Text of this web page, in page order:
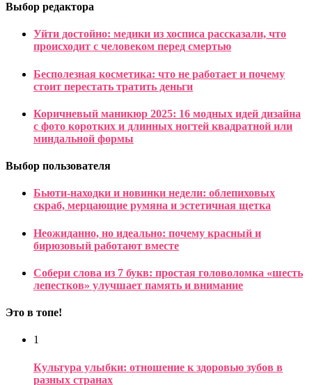
Выбор редактора
Уйти достойно: медики из хосписа рассказали, что
происходит с человеком перед смертью
Бесполезная косметика: что не работает и почему
стоит перестать тратить деньги
Коричневый маникюр 2025: 16 модных идей дизайна
с фото коротких и длинных ногтей квадратной или
миндальной формы
Выбор пользователя
Бьюти-находки и новинки недели: облепиховых
скраб, мерцающие румяна и эстетичная щетка
Неожиданно, но идеально: почему красный и
бирюзовый работают вместе
Собери слова из 7 букв: простая головоломка «шесть
лепестков» улучшает память и внимание
Это в топе!
1
Культура улыбки: отношение к здоровью зубов в
разных странах